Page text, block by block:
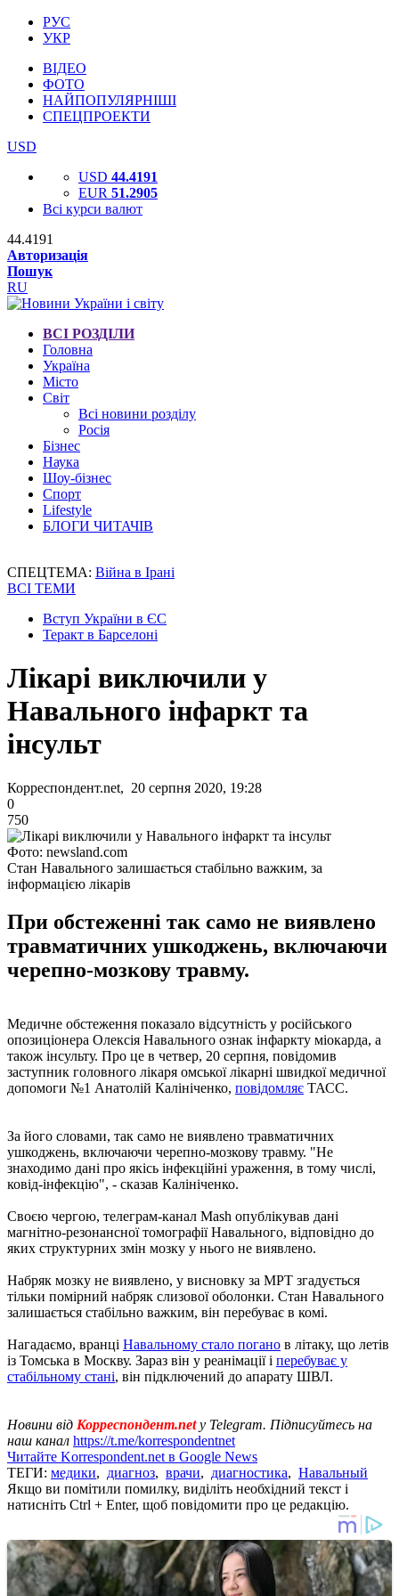
РУС
УКР
ВІДЕО
ФОТО
НАЙПОПУЛЯРНІШІ
СПЕЦПРОЕКТИ
USD
USD 44.4191
EUR 51.2905
Всі курси валют
44.4191
Авторизація
Пошук
RU
ВСІ РОЗДІЛИ
Головна
Україна
Місто
Світ
Всі новини розділу
Росія
Бізнес
Наука
Шоу-бізнес
Спорт
Lifestyle
БЛОГИ ЧИТАЧІВ
СПЕЦТЕМА: Війна в Ірані
ВСІ ТЕМИ
Вступ України в ЄС
Теракт в Барселоні
Лікарі виключили у
Навального інфаркт та
інсульт
Корреспондент.net, 20 серпня 2020, 19:28
0
750
Фото: newsland.com
Стан Навального залишається стабільно важким, за
інформацією лікарів
При обстеженні так само не виявлено
травматичних ушкоджень, включаючи
черепно-мозкову травму.
Медичне обстеження показало відсутність у російського
опозиціонера Олексія Навального ознак інфаркту міокарда, а
також інсульту. Про це в четвер, 20 серпня, повідомив
заступник головного лікаря омської лікарні швидкої медичної
допомоги №1 Анатолій Калініченко, повідомляє ТАСС.
За його словами, так само не виявлено травматичних
ушкоджень, включаючи черепно-мозкову травму. "Не
знаходимо дані про якісь інфекційні ураження, в тому числі,
ковід-інфекцію", - сказав Калініченко.
Своєю чергою, телеграм-канал Mash опублікував дані
магнітно-резонансної томографії Навального, відповідно до
яких структурних змін мозку у нього не виявлено.
Набряк мозку не виявлено, у висновку за МРТ згадується
тільки помірний набряк слизової оболонки. Стан Навального
залишається стабільно важким, він перебуває в комі.
Нагадаємо, вранці Навальному стало погано в літаку, що летів
із Томська в Москву. Зараз він у реанімації і перебуває у
стабільному стані, він підключений до апарату ШВЛ.
Новини від Корреспондент.net у Telegram. Підписуйтесь на
наш канал https://t.me/korrespondentnet
Читайте Korrespondent.net в Google News
ТЕГИ: медики, диагноз, врачи, диагностика, Навальный
Якщо ви помітили помилку, виділіть необхідний текст і
натисніть Ctrl + Enter, щоб повідомити про це редакцію.